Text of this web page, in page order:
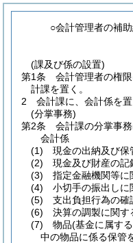
○会計管理者の補
(課及び係の設置)
第1条
会計管理者の権
計課を置く。
2
会計課に、会計係を置
(分掌事務)
第2条
会計課の分掌事
会計係
(1) 現金の出納及び保
(2) 現金及び財産の記
(3) 指定金融機関等に
(4) 小切手の振出しに
(5) 支出負担行為の確
(6) 決算の調製に関す
(7) 物品(基金に属す
中の物品に係る保管